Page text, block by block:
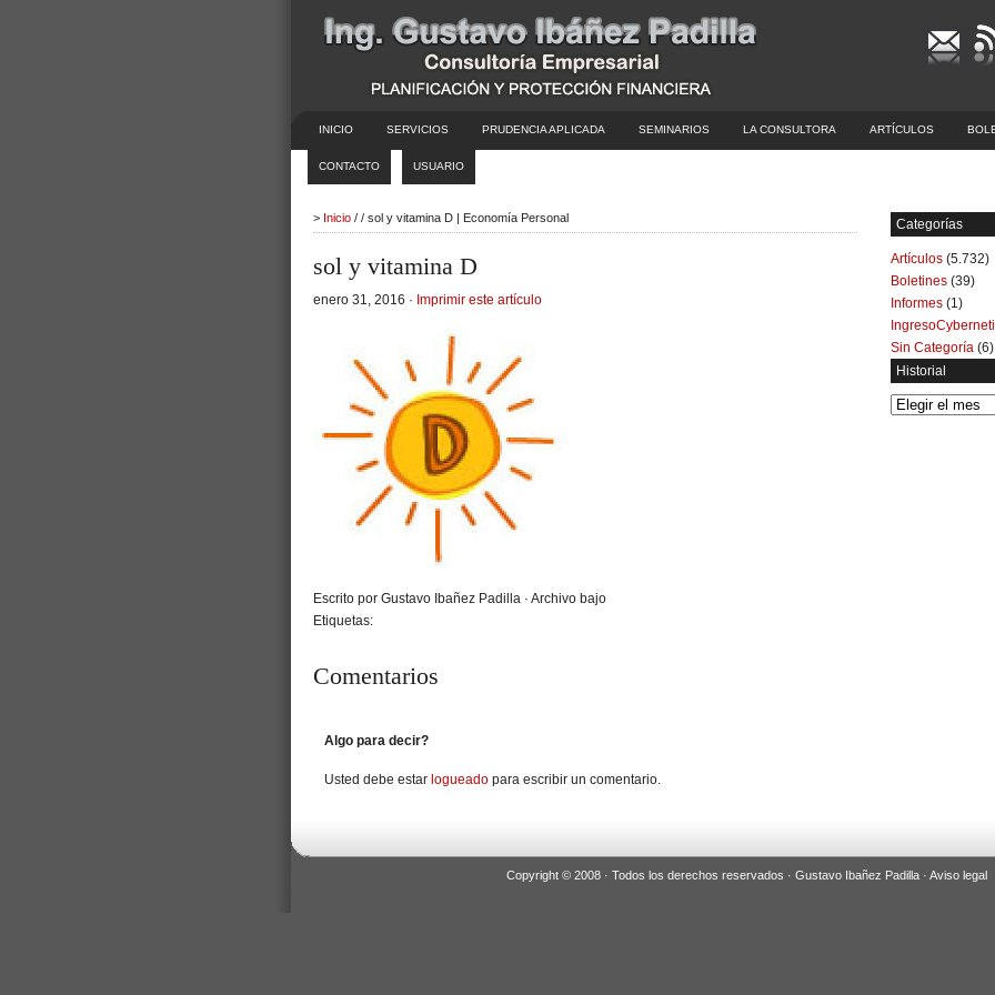
INICIO SERVICIOS PRUDENCIA APLICADA SEMINARIOS LA CONSULTORA ARTÍCULOS
CONTACTO USUARIO
> Inicio / / sol y vitamina D | Economía Personal
sol y vitamina D
enero 31, 2016 · Imprimir este artículo
Escrito por Gustavo Ibañez Padilla · Archivo bajo
Etiquetas:
Comentarios
Algo para decir?
Usted debe estar logueado para escribir un comentario.
Categorías
Artículos (5.732)
Boletines (39)
Informes (1)
Sin Categoría (6)
Historial
Historial
Copyright © 2008 · Todos los derechos reservados · Gustavo Ibañez Padilla · Aviso legal